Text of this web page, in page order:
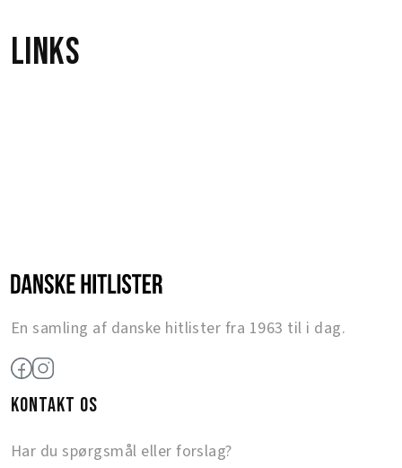
Links
En samling af danske hitlister fra 1963 til i dag.
KONTAKT OS
Har du spørgsmål eller forslag?